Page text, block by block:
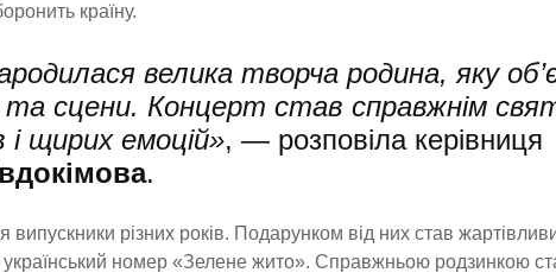
країну.
велика творча родина, яку
сцени. Концерт став справжнім
і щирих емоцій», — розповіла керівниця
.
різних років. Подарунком від них став
український номер «Зелене жито». Справжньою родзинкою